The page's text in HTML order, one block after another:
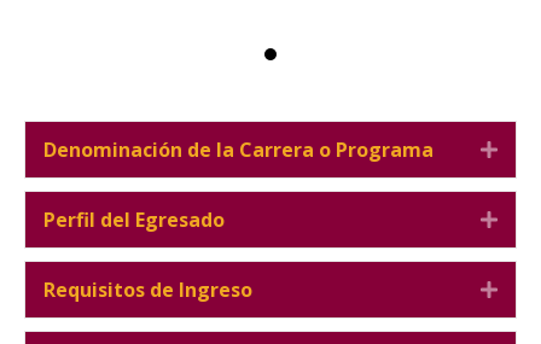
Denominación de la Carrera o Programa
Perfil del Egresado
Requisitos de Ingreso